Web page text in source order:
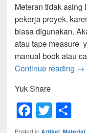
Meteran tidak asing
pekerja proyek,
biasa digunakan.
atau tape measure
manual book atau
Continue reading →
Yuk Share
F
a
T
wi h